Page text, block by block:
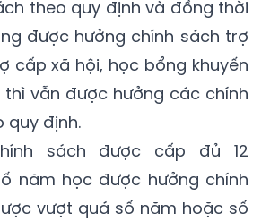
một cơ sở giáo dục.
đối tượng được hưởng học
theo quy định và đồng thời
được hưởng chính sách trợ
cấp xã hội, học bổng khuyến
vẫn được hưởng các chính
quy định.
sách được cấp đủ 12